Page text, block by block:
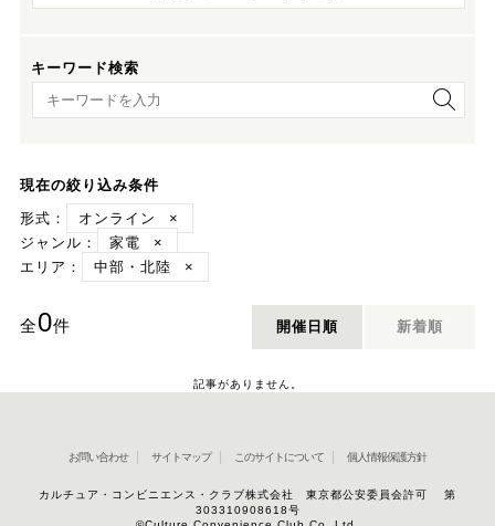
キーワード検索
キーワード検索
現在の絞り込み条件
形式：
オンライン
×
ジャンル：
家電
×
エリア：
中部・北陸 ×
全0件 開催日順 新着順
記事がありません。
お問い合わせ サイトマップ このサイトについて 個人情報保護方針
カルチュア・コンビニエンス・クラブ株式会社 東京都公安委員会許可 第
303310908618号